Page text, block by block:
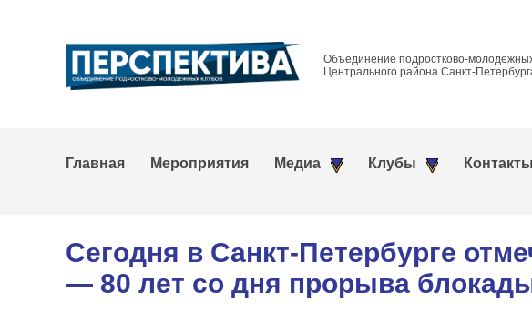
Объединение подростково-
Центрального района Санкт-
Главная Мероприятия Медиа Клубы Контакты
Сегодня в Санкт-Петербурге
— 80 лет со дня прорыва